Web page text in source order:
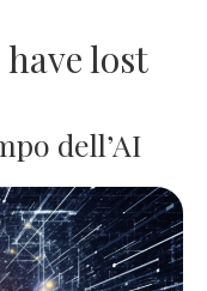
lost
dell’AI